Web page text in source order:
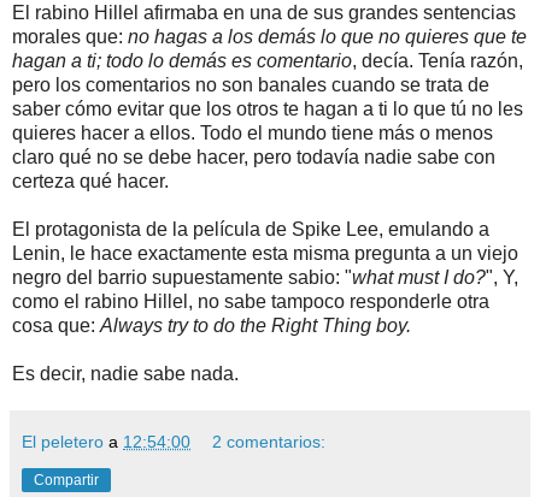
El rabino Hillel afirmaba en una de sus grandes sentencias
morales que: no hagas a los demás lo que no quieres que te
hagan a ti; todo lo demás es comentario, decía. Tenía razón,
pero los comentarios no son banales cuando se trata de
saber cómo evitar que los otros te hagan a ti lo que tú no les
quieres hacer a ellos. Todo el mundo tiene más o menos
claro qué no se debe hacer, pero todavía nadie sabe con
certeza qué hacer.
El protagonista de la película de Spike Lee, emulando a
Lenin, le hace exactamente esta misma pregunta a un viejo
negro del barrio supuestamente sabio: "what must I do?", Y,
como el rabino Hillel, no sabe tampoco responderle otra
cosa que: Always try to do the Right Thing boy.
Es decir, nadie sabe nada.
El peletero a 12:54:00 2 comentarios:
Compartir